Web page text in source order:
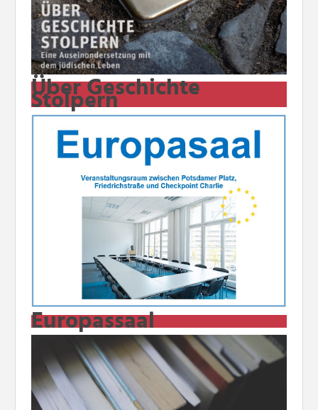
Über Geschichte
Stolpern
Europassaal